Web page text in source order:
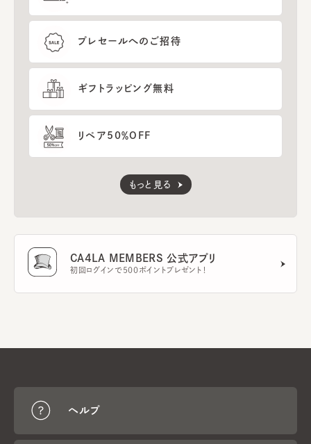
プレセールへのご招待
ギフトラッピング無料
リペア50％OFF
もっと見る
CA4LA MEMBERS 公式アプリ
初回ログインで500ポイントプレゼント！
ヘルプ